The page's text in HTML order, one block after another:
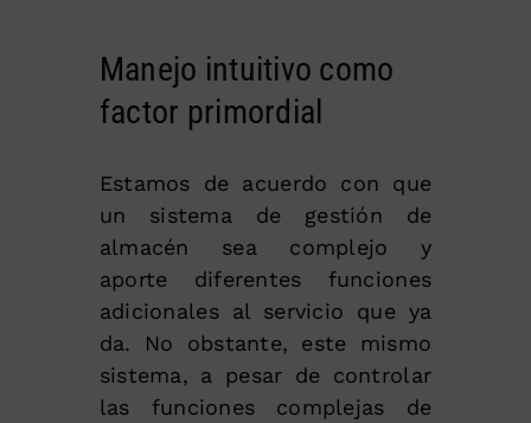
Manejo intuitivo como
factor primordial
Estamos de acuerdo con que
un sistema de gestión de
almacén sea complejo y
aporte diferentes funciones
adicionales al servicio que ya
da. No obstante, este mismo
sistema, a pesar de controlar
las funciones complejas de